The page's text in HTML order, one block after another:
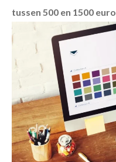
tussen 500 en 1500 euro